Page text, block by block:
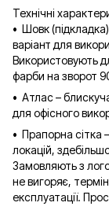
Технічні
• Шовк
варіант для
Використовують
фарби на зворот
• Атлас –
для офісного
• Прапорна сітка
локацій,
Замовляють з
не вигоряє,
експлуатації.